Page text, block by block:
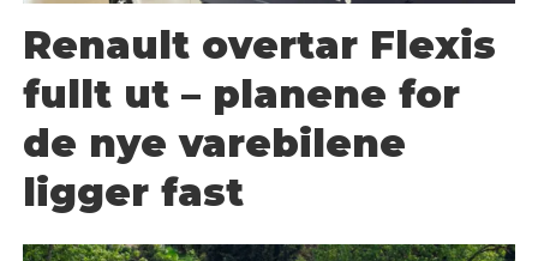
Renault overtar Flexis
fullt ut – planene for
de nye varebilene
ligger fast